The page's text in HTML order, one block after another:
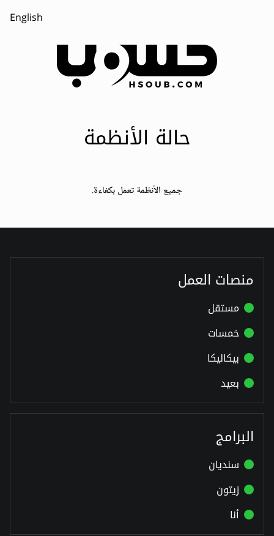
English
حالة الأنظمة
جميع الأنظمة تعمل بكفاءة.
منصات العمل
مستقل
خمسات
بيكاليكا
بعيد
البرامج
سنديان
زيتون
أنا